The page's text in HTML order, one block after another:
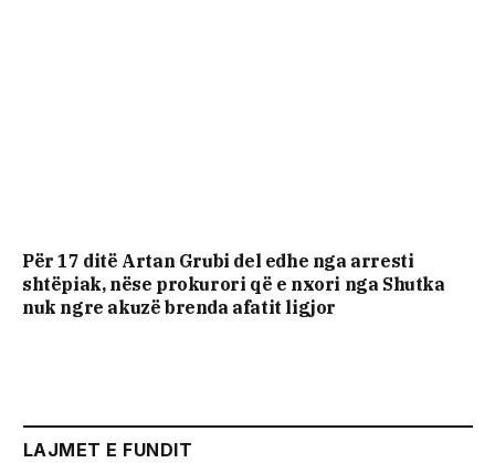
Për 17 ditë Artan Grubi del edhe nga arresti
shtëpiak, nëse prokurori që e nxori nga Shutka
nuk ngre akuzë brenda afatit ligjor
LAJMET E FUNDIT